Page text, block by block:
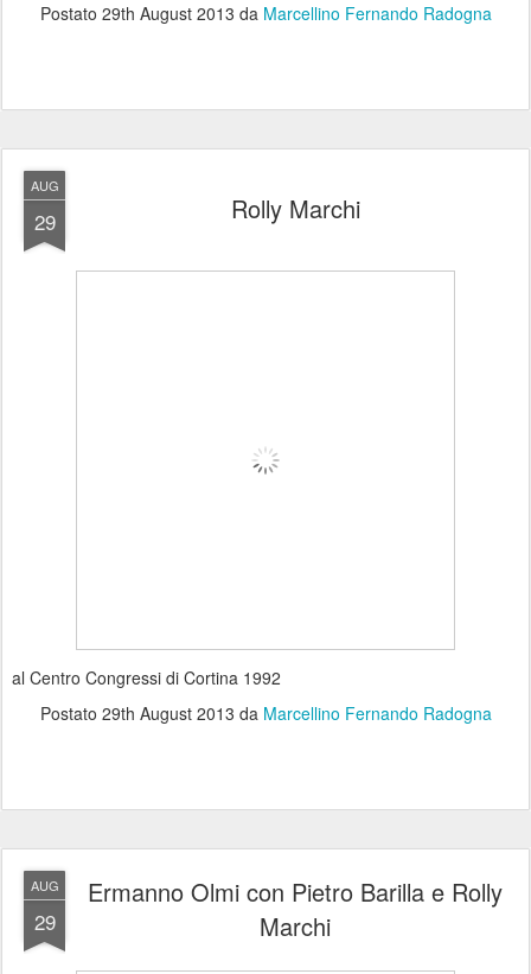
Postato 29th August 2013 da Marcellino Fernando Radogna
AUG
29 Rolly Marchi
al Centro Congressi di Cortina 1992
Postato 29th August 2013 da Marcellino Fernando Radogna
AUG
29
Ermanno Olmi con Pietro Barilla e Rolly
Marchi